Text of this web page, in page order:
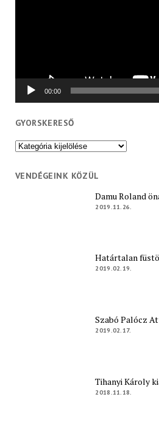
00:00
GYORSKERESŐ
Gyorskereső
VENDÉGEINK KÖZÜL
Damu Roland
2019.11.26.
Határtalan
2019.02.19.
Szabó Palócz
2019.02.17.
Tihanyi Károly
2018.11.18.